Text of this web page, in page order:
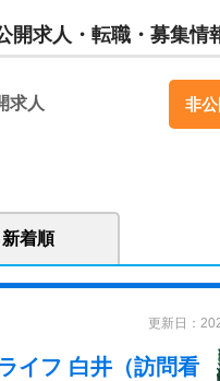
開求人・転職・募集情
求人 非
新着順
更新日：
イフ 白井（訪問看